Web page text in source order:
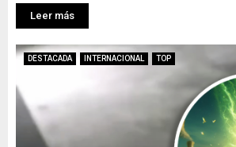
Leer más
DESTACADA INTERNACIONAL TOP